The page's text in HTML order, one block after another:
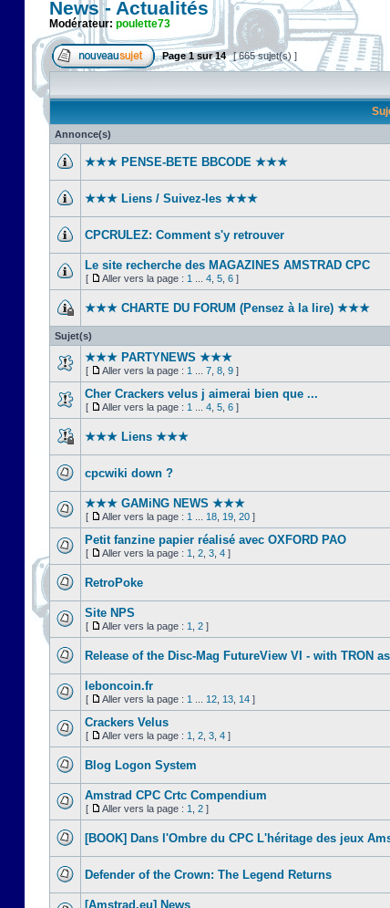
News - Actualités
Modérateur: poulette73
Page1sur14 [ 665 sujet(s) ]
Annonce(s)
★★★ PENSE-BETE BBCODE ★★★
★★★ Liens / Suivez-les ★★★
CPCRULEZ: Comment s'y retrouver‎
Le site recherche des MAGAZINES AMSTRAD CPC
[ Aller vers la page : 1 4 5 6 ]
★★★ CHARTE DU FORUM (Pensez à la lire) ★★★
Sujet(s)
★★★ PARTYNEWS ★★★
[ Aller vers la page : 1 7 8 9 ]
Cher Crackers velus j aimerai bien que ...
[ Aller vers la page : 1 4 5 6 ]
★★★ Liens ★★★
cpcwiki down ?
★★★ GAMiNG NEWS ★★★
[ Aller vers la page : 1 18 19 20 ]
Petit fanzine papier réalisé avec OXFORD PAO
[ Aller vers la page : 1 2 3 4 ]
RetroPoke
Site NPS
[ Aller vers la page : 1 2 ]
Release of the Disc-Mag FutureView VI - with TRON
leboncoin.fr
[ Aller vers la page : 1 12 13 14 ]
Crackers Velus
[ Aller vers la page : 1 2 3 4 ]
Blog Logon System
Amstrad CPC Crtc Compendium
[ Aller vers la page : 1 2 ]
[BOOK] Dans l'Ombre du CPC L'héritage des jeux
Defender of the Crown: The Legend Returns
[Amstrad.eu] News